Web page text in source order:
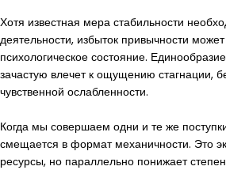
Хотя известная мера стабильности
деятельности, избыток привычности
психологическое состояние.
зачастую влечет к ощущению стагнации,
чувственной ослабленности.
Когда мы совершаем одни и те же
смещается в формат механичности. Это
ресурсы, но параллельно понижает